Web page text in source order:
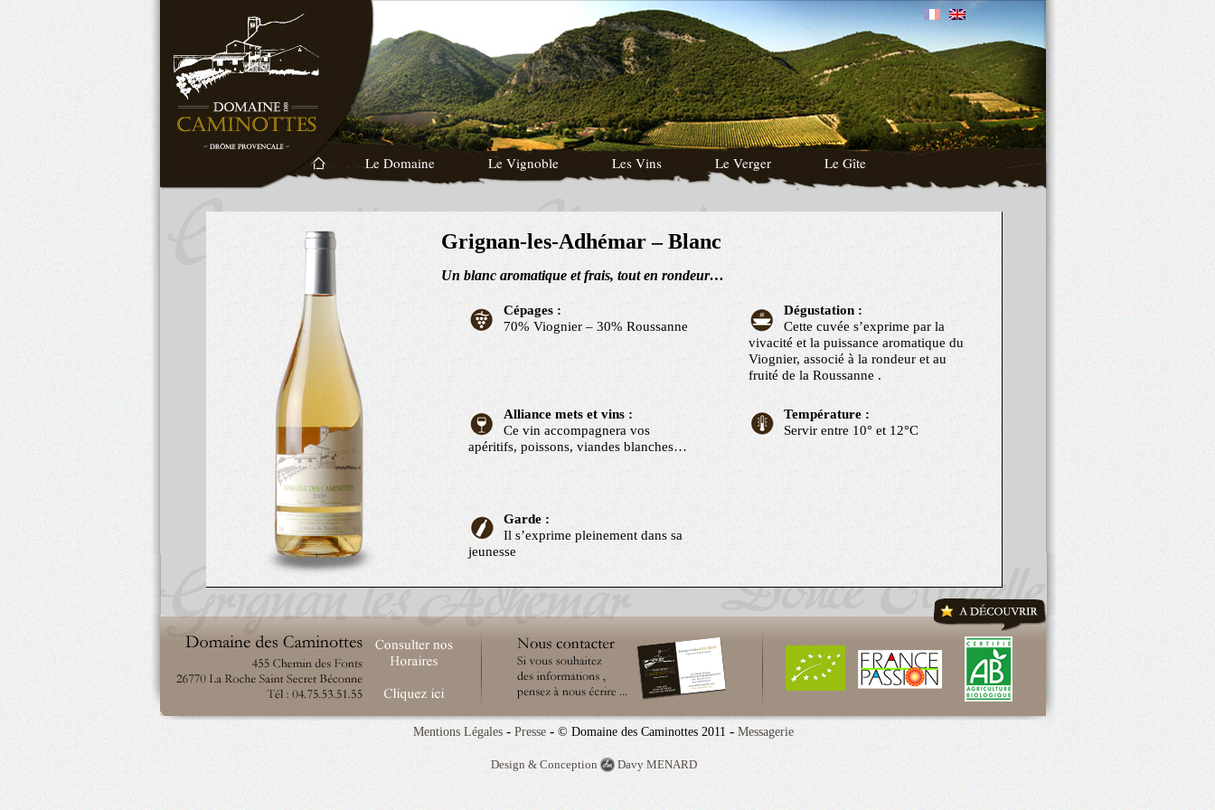
Le Domaine Le Vignoble Les Vins Le Verger Le Gîte
Grignan-les-Adhémar – Blanc
Un blanc aromatique et frais, tout en rondeur…
Cépages :
70% Viognier – 30% Roussanne
Dégustation :
Cette cuvée s’exprime par la
vivacité et la puissance aromatique du
Viognier, associé à la rondeur et au
fruité de la Roussanne .
Alliance mets et vins :
Ce vin accompagnera vos
apéritifs, poissons, viandes blanches…
Température :
Servir entre 10° et 12°C
Garde :
Il s’exprime pleinement dans sa
jeunesse
Mentions Légales - Presse - © Domaine des Caminottes 2011 - Messagerie
Design & Conception Davy MENARD